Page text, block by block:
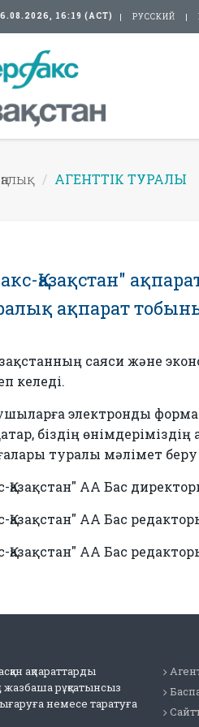
16:19 (АСТ) РУССКИЙ
АГЕНТТІК ТУРАЛЫ
Қазақстан"
ақпарат
саяси жəне
келеді.
электронды
біздің
туралы мəлімет
Қазақстан" АА Бас
Қазақстан" АА Бас
Қазақстан" АА Бас
ақпараттарды
рұқсатынсыз
немесе таратуға